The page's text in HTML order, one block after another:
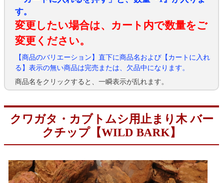
す。
変更したい場合は、カート内で数量をご
変更ください。
【商品のバリエーション】直下に商品名および【カートに入れ
る】表示の無い商品は完売または、欠品中になります。
商品名をクリックすると、一瞬表示が乱れます。
クワガタ・カブトムシ用止まり木 バー
クチップ【WILD BARK】